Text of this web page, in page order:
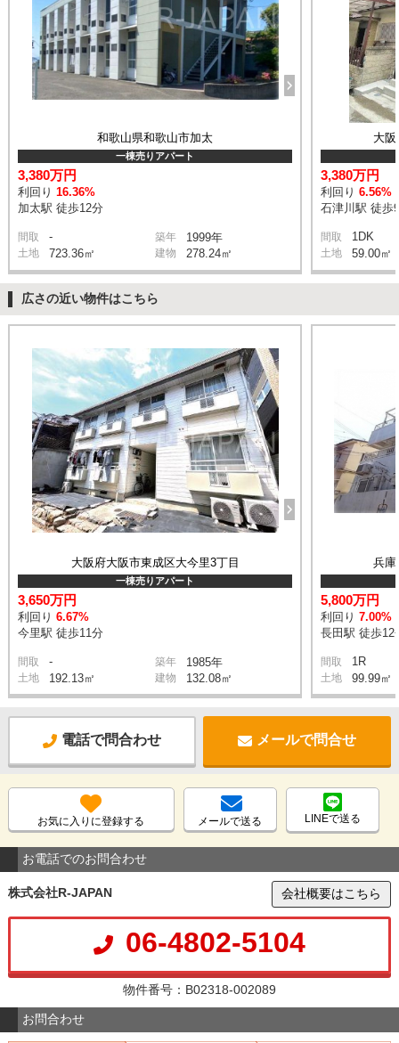
和歌山県和歌山市加太
一棟売りアパート
3,380万円
利回り16.36%
加太駅 徒歩12分
間取 - 築年 1999年
土地 723.36㎡ 建物 278.24㎡
大
3,380万円
利回り 6.56%
石津川駅 徒歩
間取 1DK
土地 59.00㎡
広さの近い物件はこちら
大阪府大阪市東成区大今里3丁目
一棟売りアパート
3,650万円
利回り6.67%
今里駅 徒歩11分
間取 - 築年 1985年
土地 192.13㎡ 建物 132.08㎡
兵庫
5,800万円
利回り 7.00%
長田駅 徒歩12
間取 1R
土地 99.99㎡
電話で問合わせ メールで問合せ
お気に入りに登録する メールで送る LINEで送る
お電話でのお問合わせ
株式会社R-JAPAN 会社概要はこちら
06-4802-5104
物件番号：B02318-002089
お問合わせ